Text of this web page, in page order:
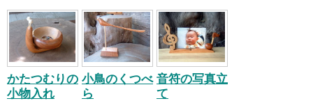
かたつむりの
小物入れ
小鳥のくつべ
ら
音符の写真立
て